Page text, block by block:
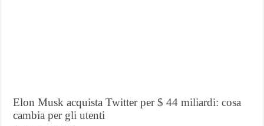
Elon Musk acquista Twitter per $ 44 miliardi: cosa
cambia per gli utenti